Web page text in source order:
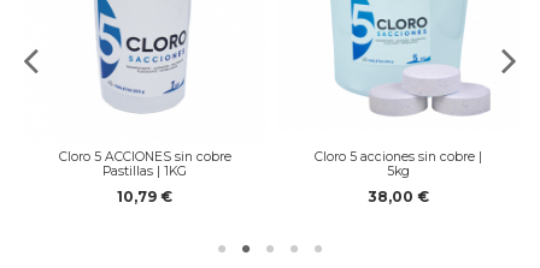
Cloro 5 ACCIONES sin cobre
Pastillas | 1KG
10,79 €
Cloro 5 acciones sin cobre |
5kg
38,00 €